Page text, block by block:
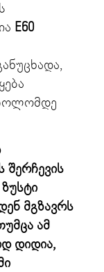
E60
შერჩევის
მგზავრს
ამ
დიდია,